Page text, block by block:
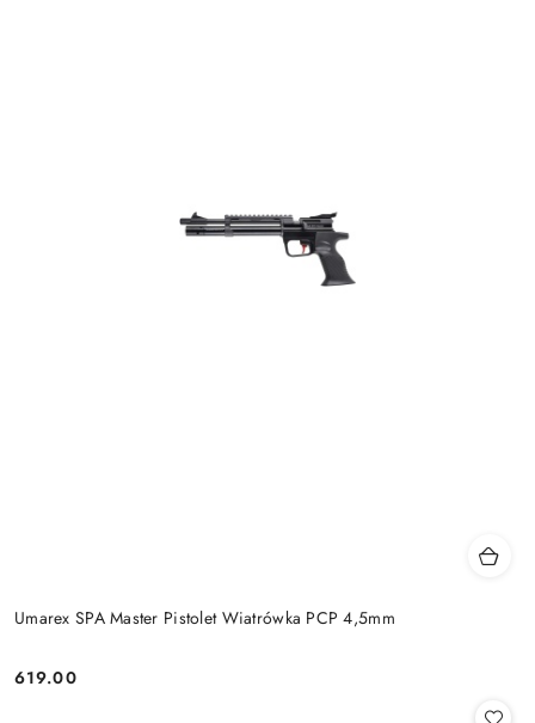
Umarex SPA Master Pistolet Wiatrówka PCP 4,5mm
Cena:
619.00